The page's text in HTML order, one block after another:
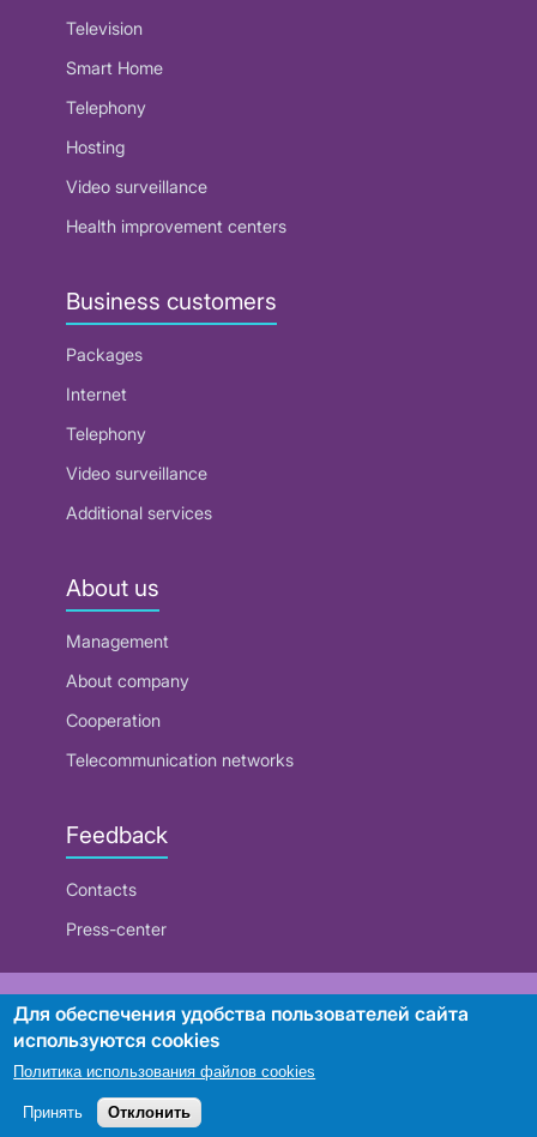
Television
Smart Home
Telephony
Hosting
Video surveillance
Health improvement centers
Business customers
Packages
Internet
Telephony
Video surveillance
Additional services
About us
Management
About company
Cooperation
Telecommunication networks
Feedback
Contacts
Press-center
RUE "Beltelecom"
Search
Для обеспечения удобства пользователей сайта
используются cookies
Политика использования файлов cookies
Принять Отклонить